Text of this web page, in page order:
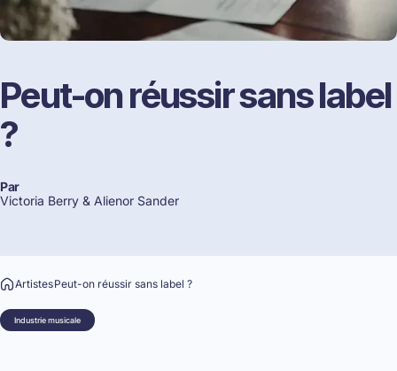
Peut-onréussirsanslabel
?
Par
Victoria Berry & Alienor Sander
ArtistesPeut-on réussir sans label ?
Industrie musicale